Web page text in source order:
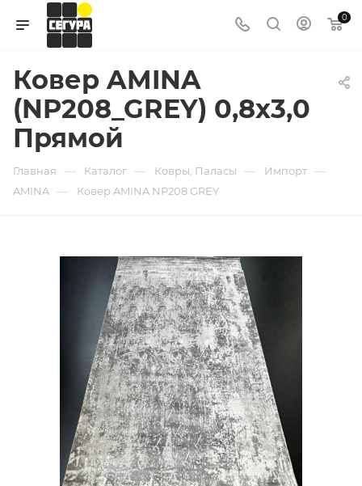
0
Ковер AMINA
(NP208_GREY) 0,8х3,0
Прямой
Главная — Каталог — Ковры, Паласы — Импорт —
AMINA — Ковер AMINA NP208 GREY